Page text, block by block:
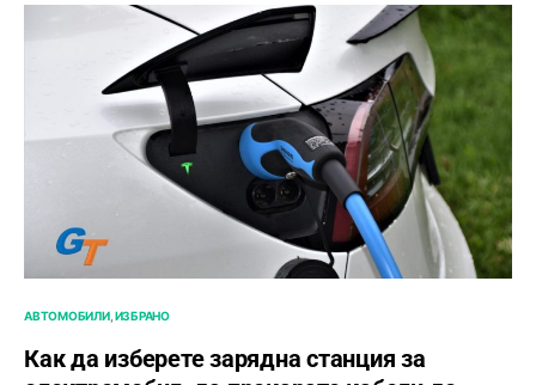
АВТОМОБИЛИ ИЗБРАНО
Как да изберете зарядна станция за